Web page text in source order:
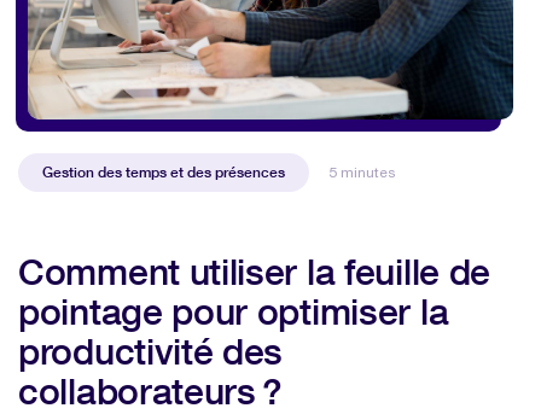
Gestion des temps et des présences 5 minutes
Comment utiliser la feuille de
pointage pour optimiser la
productivité des
collaborateurs ?